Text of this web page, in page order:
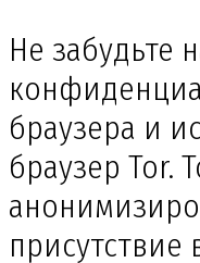
Не забудьте
браузера и
браузер Tor.
присутствие